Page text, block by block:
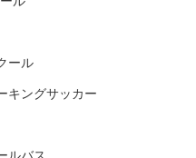
ール
キングサッカー